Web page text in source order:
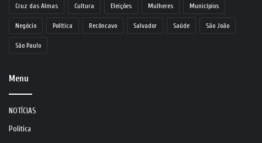
Cruz das Almas Cultura Eleições Mulheres Municípios
Negócio Política Recôncavo Salvador Saúde São João
São Paulo
Menu
NOTÍCIAS
Política